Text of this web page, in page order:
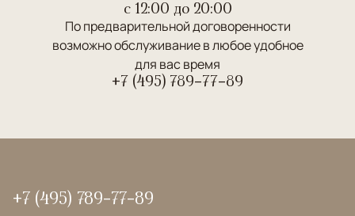
c 12:00 до 20:00
По предварительной договоренности
возможно обслуживание в любое удобное
для вас время
+7 (495) 789-77-89
+7 (495) 789-77-89